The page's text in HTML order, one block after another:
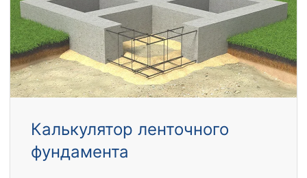
Калькулятор ленточного
фундамента